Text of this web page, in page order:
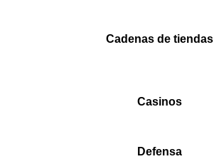
Cadenas de tiendas
Casinos
Defensa